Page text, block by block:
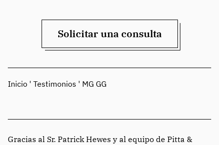
Solicitar una consulta
Inicio ' Testimonios ' MG GG
Gracias al Sr. Patrick Hewes y al equipo de Pitta &